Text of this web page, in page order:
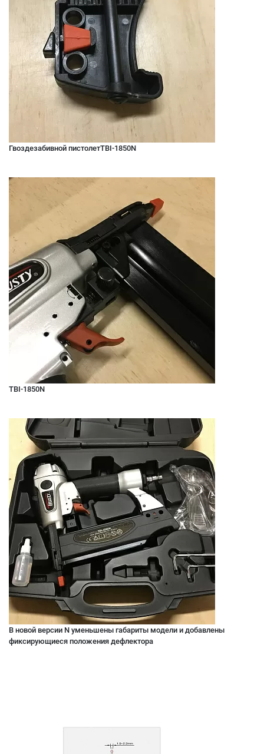
Гвоздезабивной пистолетTBI-1850N
TBI-1850N
В новой версии N уменьшены габариты модели и добавлены
фиксирующиеся положения дефлектора